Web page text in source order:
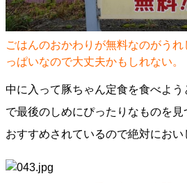
ごはんのおかわりが無料なのがう
っぱいなので大丈夫かもしれない。
中に入って豚ちゃん定食を食べよう
で最後のしめにぴったりなものを見
おすすめされているので絶対におい